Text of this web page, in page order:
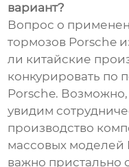
вариант?
Вопрос о
тормозов Porsche
ли китайские
конкурировать по
Porsche.
увидим
производство
массовых моделей
важно пристально